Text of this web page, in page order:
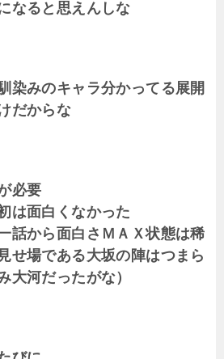
なると思えんしな
染みのキャラ分かってる展開
だからな
必要
は面白くなかった
話から面白さＭＡＸ状態は稀
せ場である大坂の陣はつまら
大河だったがな）